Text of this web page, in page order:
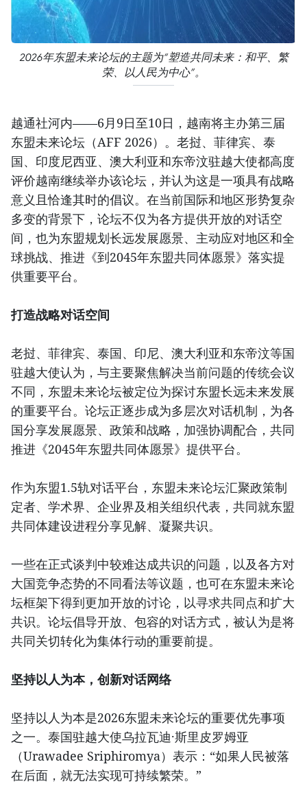
2026年东盟未来论坛的主题为“塑造共同未来：和平、繁
荣、以人民为中心”。
越通社河内——6月9日至10日，越南将主办第三届
东盟未来论坛（AFF 2026）。老挝、菲律宾、泰
国、印度尼西亚、澳大利亚和东帝汶驻越大使都高度
评价越南继续举办该论坛，并认为这是一项具有战略
意义且恰逢其时的倡议。在当前国际和地区形势复杂
多变的背景下，论坛不仅为各方提供开放的对话空
间，也为东盟规划长远发展愿景、主动应对地区和全
球挑战、推进《到2045年东盟共同体愿景》落实提
供重要平台。
打造战略对话空间
老挝、菲律宾、泰国、印尼、澳大利亚和东帝汶等国
驻越大使认为，与主要聚焦解决当前问题的传统会议
不同，东盟未来论坛被定位为探讨东盟长远未来发展
的重要平台。论坛正逐步成为多层次对话机制，为各
国分享发展愿景、政策和战略，加强协调配合，共同
推进《2045年东盟共同体愿景》提供平台。
作为东盟1.5轨对话平台，东盟未来论坛汇聚政策制
定者、学术界、企业界及相关组织代表，共同就东盟
共同体建设进程分享见解、凝聚共识。
一些在正式谈判中较难达成共识的问题，以及各方对
大国竞争态势的不同看法等议题，也可在东盟未来论
坛框架下得到更加开放的讨论，以寻求共同点和扩大
共识。论坛倡导开放、包容的对话方式，被认为是将
共同关切转化为集体行动的重要前提。
坚持以人为本，创新对话网络
坚持以人为本是2026东盟未来论坛的重要优先事项
之一。泰国驻越大使乌拉瓦迪·斯里皮罗姆亚
（Urawadee Sriphiromya）表示：“如果人民被落
在后面，就无法实现可持续繁荣。”